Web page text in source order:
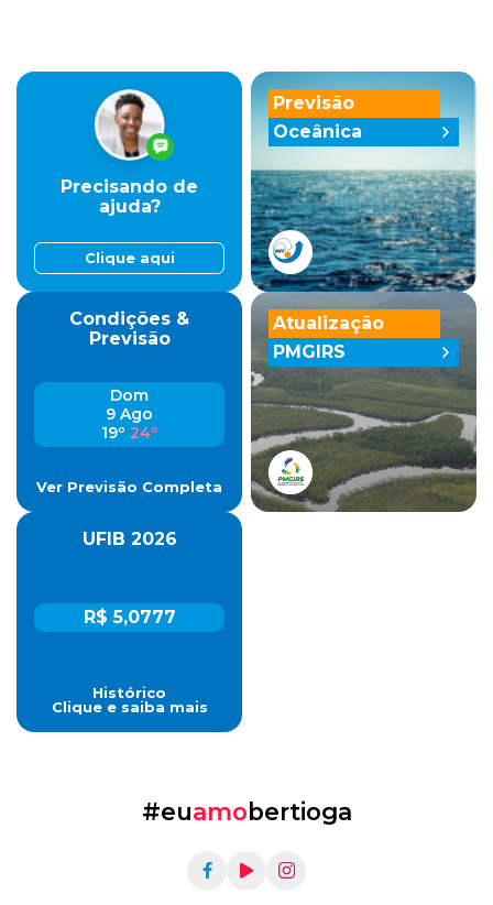
Previsão
Oceânica
Precisando de
ajuda?
Clique aqui
Condições &
Previsão
Dom
9 Ago
19º 24º
Ver Previsão Completa
UFIB 2026
R$ 5,0777
Histórico
Clique e saiba mais
Atualização
PMGIRS
#euamobertioga